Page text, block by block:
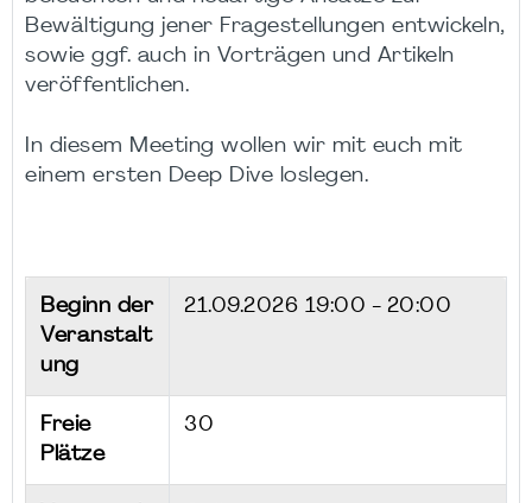
Bewältigung jener Fragestellungen entwickeln,
sowie ggf. auch in Vorträgen und Artikeln
veröffentlichen.
In diesem Meeting wollen wir mit euch mit
einem ersten Deep Dive loslegen.
Beginn der
Veranstalt
ung
21.09.2026 19:00 - 20:00
Freie
Plätze
30